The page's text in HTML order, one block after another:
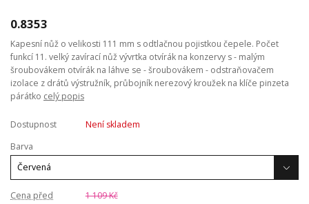
0.8353
Kapesní nůž o velikosti 111 mm s odtlačnou pojistkou čepele. Počet
funkcí 11. velký zavírací nůž vývrtka otvírák na konzervy s - malým
šroubovákem otvírák na láhve se - šroubovákem - odstraňovačem
izolace z drátů výstružník, průbojník nerezový kroužek na klíče pinzeta
párátko celý popis
Dostupnost
Není skladem
Barva
Cena před
1 109 Kč